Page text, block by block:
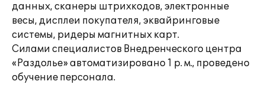
данных, сканеры штрихкодов, электронные
весы, дисплеи покупателя, эквайринговые
системы, ридеры магнитных карт.
Силами специалистов Внедренческого центра
«Раздолье» автоматизировано 1 р. м., проведено
обучение персонала.